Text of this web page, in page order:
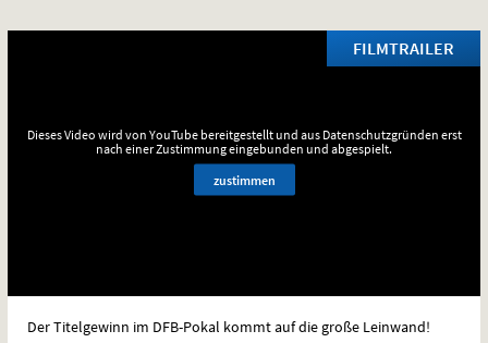
FILMTRAILER
Dieses Video wird von YouTube bereitgestellt und aus Datenschutzgründen erst
nach einer Zustimmung eingebunden und abgespielt.
zustimmen
Der Titelgewinn im DFB-Pokal kommt auf die große Leinwand!